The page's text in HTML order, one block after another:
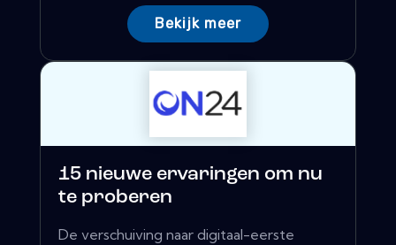
Bekijk meer
15 nieuwe ervaringen om nu
te proberen
De verschuiving naar digitaal-eerste